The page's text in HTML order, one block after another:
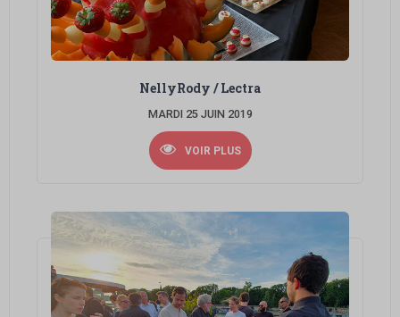
NellyRody / Lectra
MARDI 25 JUIN 2019
VOIR PLUS